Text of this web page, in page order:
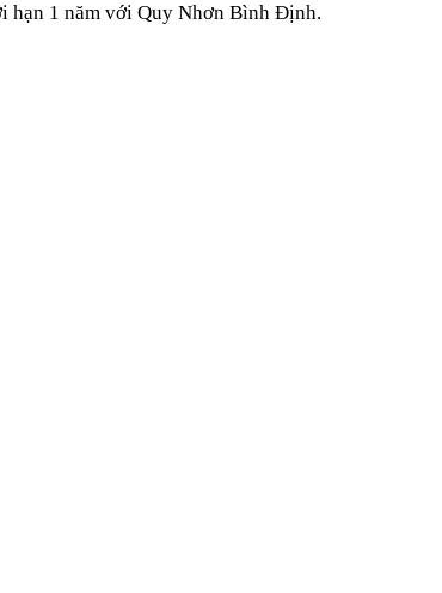
hạn 1 năm với Quy Nhơn Bình Định.